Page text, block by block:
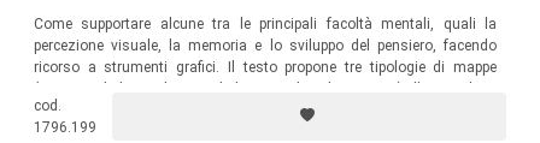
Come supportare alcune tra le principali facoltà mentali, quali la
percezione visuale, la memoria e lo sviluppo del pensiero, facendo
ricorso a strumenti grafici. Il testo propone tre tipologie di mappe
le linee guida generali, avanzando dei suggerimenti operativi e
indicando particolari situazioni come esempi d’uso.
cod.
1796.199